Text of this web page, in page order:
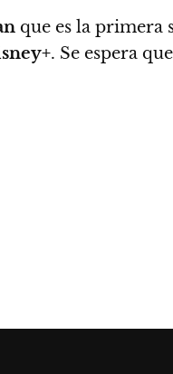
que es la primera
. Se espera